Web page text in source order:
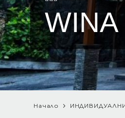
Начало